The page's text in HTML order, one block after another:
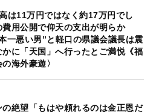
高は11万円ではなく約17万円でし
費用公開で仰天の支出が明らか
一悪い男”と軽口の県議会議長は震
かに「天国」へ行ったとご満悦《福
海外豪遊〉
の絶望「もはや頼れるのは金正恩だ